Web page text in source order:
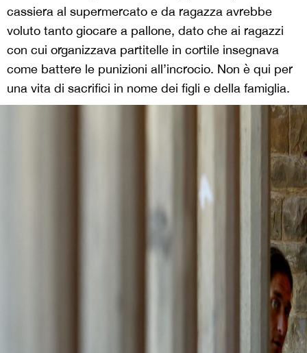
cassiera al supermercato e da ragazza avrebbe
voluto tanto giocare a pallone, dato che ai ragazzi
con cui organizzava partitelle in cortile insegnava
come battere le punizioni all’incrocio. Non è qui per
una vita di sacrifici in nome dei figli e della famiglia.